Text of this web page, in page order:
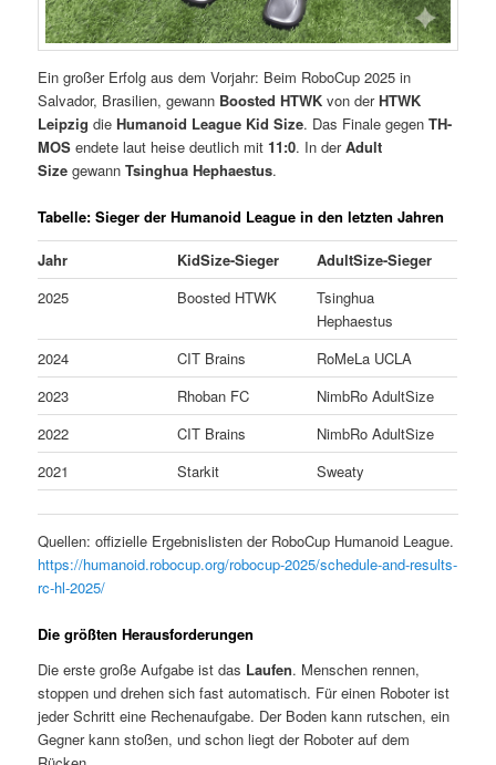
Ein großer Erfolg aus dem Vorjahr: Beim RoboCup 2025 in
Salvador, Brasilien, gewann Boosted HTWK von derHTWK
Leipzig dieHumanoid League Kid Size. Das Finale gegenTH-
MOS endete laut heise deutlich mit11:0. In derAdult
Size gewannTsinghua Hephaestus.
Tabelle: Sieger der Humanoid League in den letzten Jahren
Jahr KidSize-Sieger
AdultSize-Sieger
2025
Boosted HTWK
Tsinghua
Hephaestus
2024
CIT Brains
RoMeLa UCLA
2023
Rhoban FC
NimbRo AdultSize
2022
CIT Brains
NimbRo AdultSize
2021
Starkit Sweaty
Quellen: offizielle Ergebnislisten der RoboCup Humanoid League.
https://humanoid.robocup.org/robocup-2025/schedule-and-results-
rc-hl-2025/
Die größten Herausforderungen
Die erste große Aufgabe ist das Laufen. Menschen rennen,
stoppen und drehen sich fast automatisch. Für einen Roboter ist
jeder Schritt eine Rechenaufgabe. Der Boden kann rutschen, ein
Gegner kann stoßen, und schon liegt der Roboter auf dem